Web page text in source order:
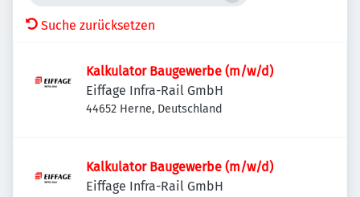
Suche zurücksetzen
Kalkulator Baugewerbe (m/w/d)
Eiffage Infra-Rail GmbH
44652 Herne, Deutschland
Kalkulator Baugewerbe (m/w/d)
Eiffage Infra-Rail GmbH